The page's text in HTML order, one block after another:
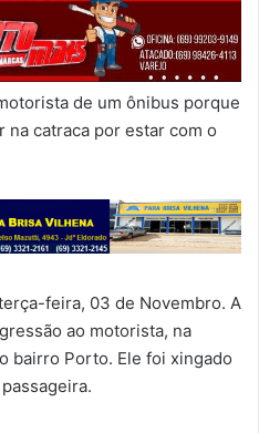
de um ônibus porque
na catraca por estar com o
feira, 03 de Novembro. A
ao motorista, na
bairro Porto. Ele foi xingado